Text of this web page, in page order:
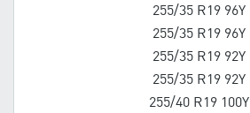
255/35 R19 96Y
255/35 R19 96Y
255/35 R19 92Y
255/35 R19 92Y
255/40 R19 100Y